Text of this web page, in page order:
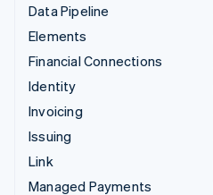
Data Pipeline
Elements
Financial Connections
Identity
Invoicing
Issuing
Link
Managed Payments